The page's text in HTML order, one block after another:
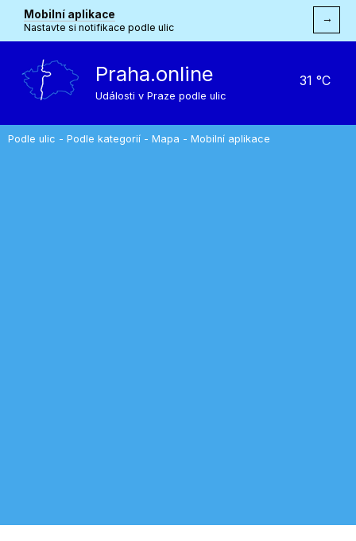
Mobilní aplikace
Nastavte si notifikace podle ulic
→
Praha.online
Události v Praze podle ulic
31 °C
Podle ulic - Podle kategorií - Mapa - Mobilní aplikace